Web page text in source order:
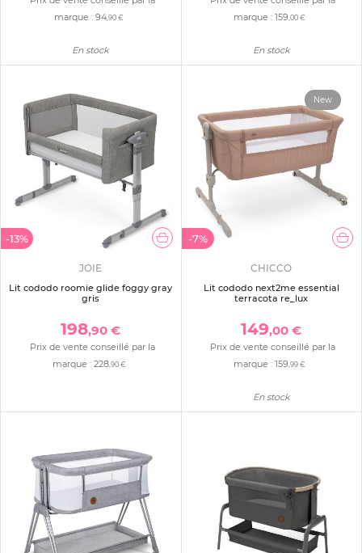
marque :94 ,90 €
En stock
marque :159 ,00 €
En stock
-13%
JOIE
Lit cododo roomie glide foggy gray
gris
198,90 €
Prix de vente conseillé par la
marque : 228,90 €
-7%
New
CHICCO
Lit cododo next2me essential
terracota re_lux
149,00 €
Prix de vente conseillé par la
marque :159 ,99 €
En stock